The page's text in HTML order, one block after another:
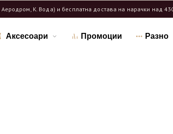
К. Вода) и бесплатна достава на нарачки над
Аксесоари Промоции Разно